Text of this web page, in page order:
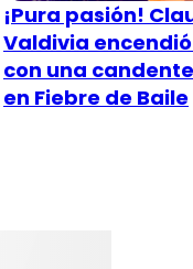
¡Pura pasión!
Valdivia
con una
en Fiebre de Baile